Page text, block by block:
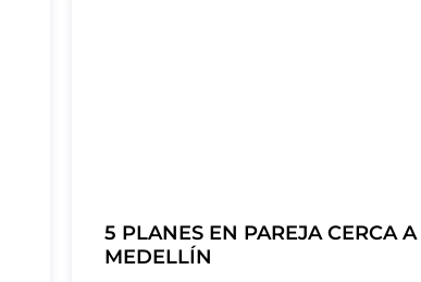
5 PLANES EN PAREJA CERCA A
MEDELLÍN